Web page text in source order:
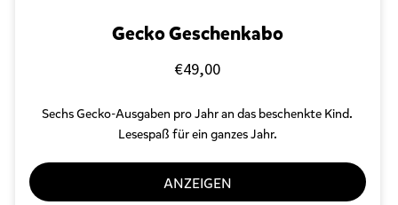
Gecko Geschenkabo
€49,00
Sechs Gecko-Ausgaben pro Jahr an das beschenkte Kind.
Lesespaß für ein ganzes Jahr.
ANZEIGEN